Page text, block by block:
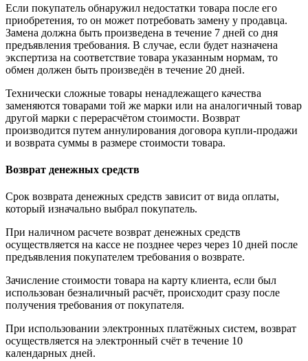
Если покупатель обнаружил недостатки товара после его
приобретения, то он может потребовать замену у продавца.
Замена должна быть произведена в течение 7 дней со дня
предъявления требования. В случае, если будет назначена
экспертиза на соответствие товара указанным нормам, то
обмен должен быть произведён в течение 20 дней.
Технически сложные товары ненадлежащего качества
заменяются товарами той же марки или на аналогичный товар
другой марки с перерасчётом стоимости. Возврат
производится путем аннулирования договора купли-продажи
и возврата суммы в размере стоимости товара.
Возврат денежных средств
Срок возврата денежных средств зависит от вида оплаты,
который изначально выбрал покупатель.
При наличном расчете возврат денежных средств
осуществляется на кассе не позднее через через 10 дней после
предъявления покупателем требования о возврате.
Зачисление стоимости товара на карту клиента, если был
использован безналичный расчёт, происходит сразу после
получения требования от покупателя.
При использовании электронных платёжных систем, возврат
осуществляется на электронный счёт в течение 10
календарных дней.